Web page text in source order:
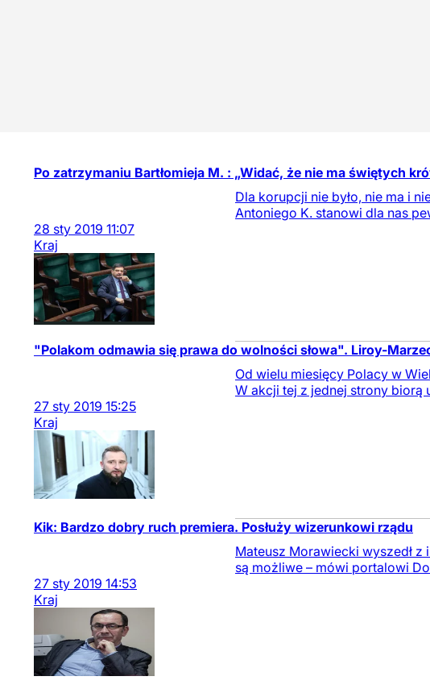
Po zatrzymaniu Bartłomieja M. : „Widać, że nie ma świętych
Dla korupcji nie było, nie ma i
Antoniego K. stanowi dla nas
28 sty 2019 11:07
Kraj
"Polakom odmawia się prawa do wolności słowa". Liroy-
Od wielu miesięcy Polacy w
W akcji tej z jednej strony biorą
27 sty 2019 15:25
Kraj
Kik: Bardzo dobry ruch premiera. Posłuży wizerunkowi rządu
Mateusz Morawiecki wyszedł
są możliwe – mówi portalowi
27 sty 2019 14:53
Kraj